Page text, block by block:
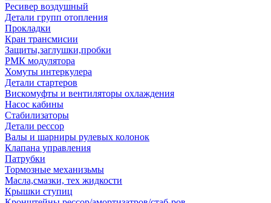
Ресивер воздушный
Детали групп отопления
Прокладки
Кран трансмисии
Защиты,заглушки,пробки
РМК модулятора
Хомуты интеркулера
Детали стартеров
Вискомуфты и вентиляторы охлаждения
Насос кабины
Стабилизаторы
Детали рессор
Валы и шарниры рулевых колонок
Клапана управления
Патрубки
Тормозные механизьмы
Масла,смазки, тех жидкости
Крышки ступиц